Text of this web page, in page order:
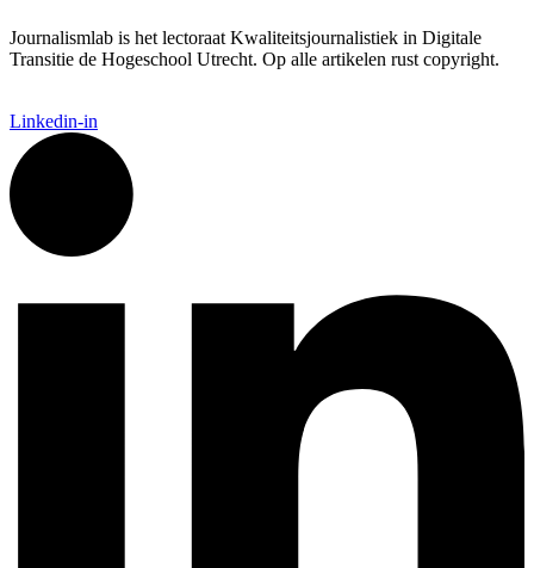
Journalismlab is het lectoraat Kwaliteitsjournalistiek in Digitale
Transitie de Hogeschool Utrecht. Op alle artikelen rust copyright.
Linkedin-in